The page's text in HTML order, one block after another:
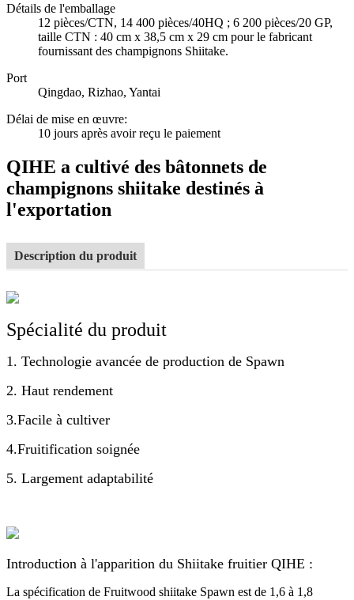
Détails de l'emballage
12 pièces/CTN, 14 400 pièces/40HQ ; 6 200 pièces/20 GP,
taille CTN : 40 cm x 38,5 cm x 29 cm pour le fabricant
fournissant des champignons Shiitake.
Port
Qingdao, Rizhao, Yantai
Délai de mise en œuvre:
10 jours après avoir reçu le paiement
QIHE a cultivé des bâtonnets de
champignons shiitake destinés à
l'exportation
Description du produit
Spécialité du produit
1. Technologie avancée de production de Spawn
2. Haut rendement
3.Facile à cultiver
4.Fruitification soignée
5. Largement adaptabilité
Introduction à l'apparition du Shiitake fruitier QIHE :
La spécification de Fruitwood shiitake Spawn est de 1,6 à 1,8